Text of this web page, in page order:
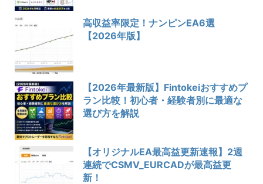
高収益率限定！ナンピンEA6選
【2026年版】
【2026年最新版】Fintokeiおすすめプ
ラン比較！初心者・経験者別に最適な
選び方を解説
【オリジナルEA最高益更新速報】2週
連続でCSMV_EURCADが最高益更
新！